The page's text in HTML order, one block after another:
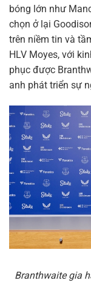
bóng lớn như
chọn ở lại
trên niềm tin và
HLV Moyes, với
phục được
anh phát triển sự
Branthwaite gia